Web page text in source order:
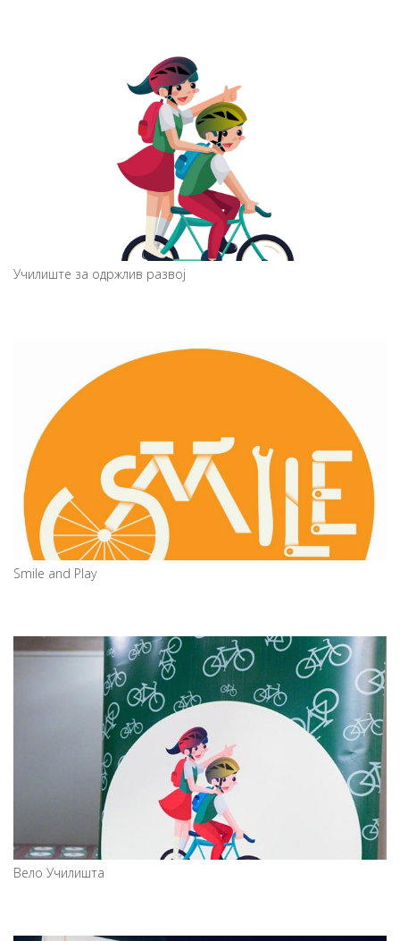
Училиште за одржлив развој
Smile and Play
Вело Училишта